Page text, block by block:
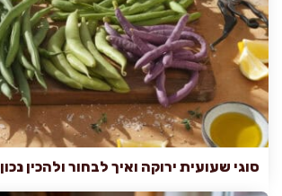
סוגי שעועית ירוקה ואיך לבחור ולהכין נכון